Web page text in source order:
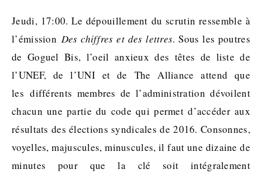
Jeudi, 17:00. Le dépouillement du scrutin ressemble à
l’émission Des chiffres et des lettres. Sous les poutres
de Goguel Bis, l’oeil anxieux des têtes de liste de
l’UNEF, de l’UNI et de The Alliance attend que
les différents membres de l’administration dévoilent
chacun une partie du code qui permet d’accéder aux
résultats des élections syndicales de 2016. Consonnes,
voyelles, majuscules, minuscules, il faut une dizaine de
minutes pour que la clé soit intégralement